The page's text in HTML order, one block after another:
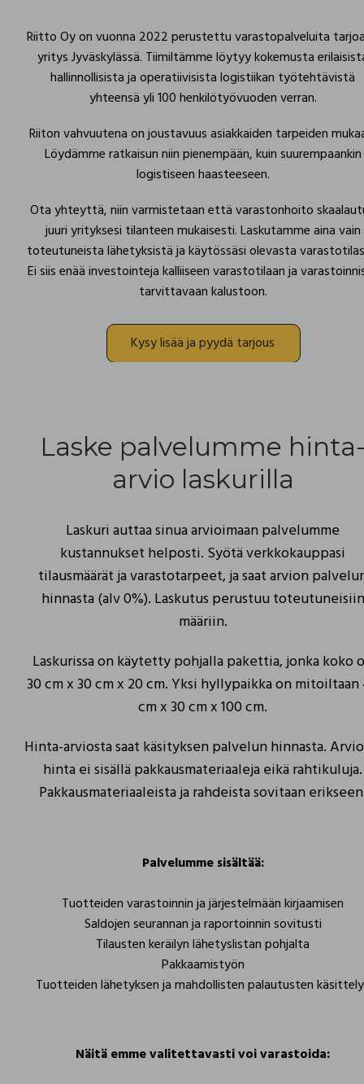
Riitto Oy on vuonna 2022 perustettu varastopalveluita
yritys Jyväskylässä. Tiimiltämme löytyy kokemusta
hallinnollisista ja operatiivisista logistiikan työtehtävistä
yhteensä yli 100 henkilötyövuoden verran.
Riiton vahvuutena on joustavuus asiakkaiden tarpeiden
Löydämme ratkaisun niin pienempään, kuin suurempaankin
logistiseen haasteeseen.
Ota yhteyttä, niin varmistetaan että varastonhoito
juuri yrityksesi tilanteen mukaisesti. Laskutamme aina vain
toteutuneista lähetyksistä ja käytössäsi olevasta
Ei siis enää investointeja kalliiseen varastotilaan ja
tarvittavaan kalustoon.
Kysy lisää ja pyydä tarjous
Laske palvelumme
arvio laskurilla
Laskuri auttaa sinua arvioimaan palvelumme
kustannukset helposti. Syötä verkkokauppasi
tilausmäärät ja varastotarpeet, ja saat arvion
hinnasta (alv 0%). Laskutus perustuu toteutuneisiin
määriin.
Laskurissa on käytetty pohjalla pakettia, jonka koko
30 cm x 30 cm x 20 cm. Yksi hyllypaikka on
cm x 30 cm x 100 cm.​
Hinta-arviosta saat käsityksen palvelun hinnasta.
hinta ei sisällä pakkausmateriaaleja eikä rahtikuluja.
Pakkausmateriaaleista ja rahdeista sovitaan
Palvelumme sisältää:
Tuotteiden varastoinnin ja järjestelmään kirjaamisen
Saldojen seurannan ja raportoinnin sovitusti
Tilausten keräilyn lähetyslistan pohjalta
Pakkaamistyön
Tuotteiden lähetyksen ja mahdollisten palautusten
Näitä emme valitettavasti voi varastoida: